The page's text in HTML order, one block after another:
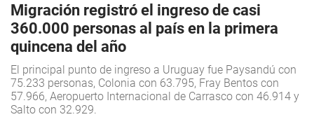
Migración registró el ingreso de casi
360.000 personas al país en la primera
quincena del año
El principal punto de ingreso a Uruguay fue Paysandú con
75.233 personas, Colonia con 63.795, Fray Bentos con
57.966, Aeropuerto Internacional de Carrasco con 46.914 y
Salto con 32.929.